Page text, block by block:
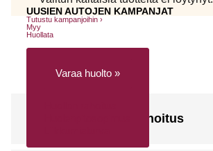
UUSIEN AUTOJEN KAMPANJAT
Tutustu kampanjoihin ›
Myy
Huollata
Varaa huolto »
MyDiili Osamaksurahoitus